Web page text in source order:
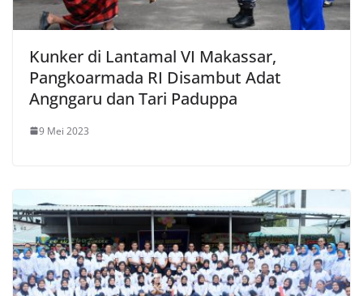
Kunker di Lantamal VI Makassar,
Pangkoarmada RI Disambut Adat
Angngaru dan Tari Paduppa
9 Mei 2023